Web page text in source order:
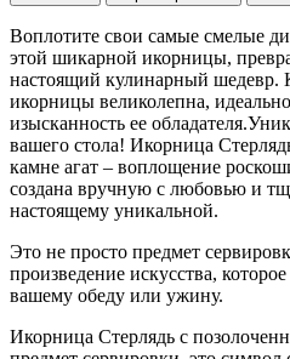
Воплотите свои самые смелые
этой шикарной икорницы,
настоящий кулинарный шедевр.
икорницы великолепна,
изысканность ее
вашего стола! Икорница
камне агат – воплощение
создана вручную с любовью и
настоящему уникальной.
Это не просто предмет
произведение искусства,
вашему обеду или ужину.
Икорница Стерлядь с